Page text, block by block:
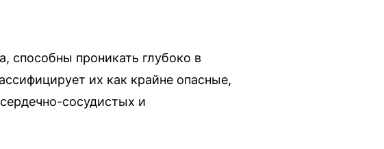
способны проникать глубоко в
их как крайне опасные,
сосудистых и